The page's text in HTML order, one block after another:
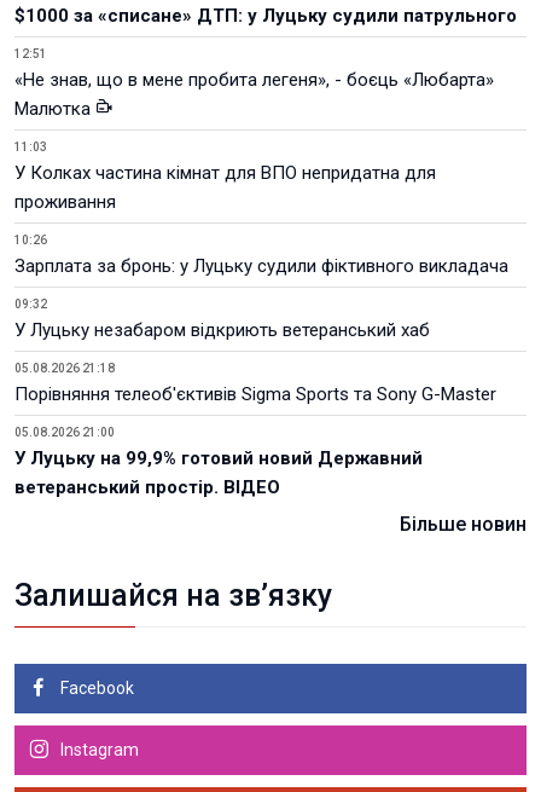
$1000 за «списане» ДТП: у Луцьку судили патрульного
12:51
«Не знав, що в мене пробита легеня», - боєць «Любарта»
Малютка
11:03
У Колках частина кімнат для ВПО непридатна для
проживання
10:26
Зарплата за бронь: у Луцьку судили фіктивного викладача
09:32
У Луцьку незабаром відкриють ветеранський хаб
05.08.2026 21:18
Порівняння телеоб'єктивів Sigma Sports та Sony G-Master
05.08.2026 21:00
У Луцьку на 99,9% готовий новий Державний
ветеранський простір. ВІДЕО
Більше новин
Залишайся на зв’язку
Facebook
Instagram